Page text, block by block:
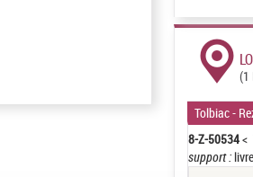
(1
Tolbiac -
8-Z-50534<
support :livre